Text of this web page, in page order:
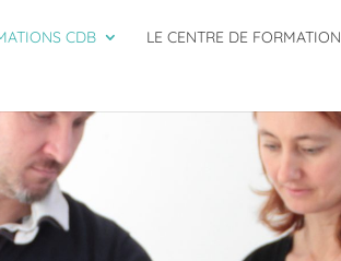
CDB LE CENTRE DE FORMATION